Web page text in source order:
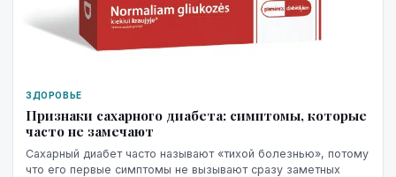
ЗДОРОВЬЕ
Признаки сахарного диабета: симптомы, которые
часто не замечают
Сахарный диабет часто называют «тихой болезнью», потому
что его первые симптомы не вызывают сразу заметных